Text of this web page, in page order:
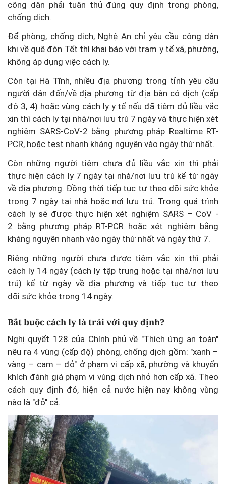
công dân phải tuân thủ đúng quy định trong phòng,
chống dịch.
Để phòng, chống dịch, Nghệ An chỉ yêu cầu công dân
khi về quê đón Tết thì khai báo với trạm y tế xã, phường,
không áp dụng việc cách ly.
Còn tại Hà Tĩnh, nhiều địa phương trong tỉnh yêu cầu
người dân đến/về địa phương từ địa bàn có dịch (cấp
độ 3, 4) hoặc vùng cách ly y tế nếu đã tiêm đủ liều vắc
xin thì cách ly tại nhà/nơi lưu trú 7 ngày và thực hiện xét
nghiệm SARS-CoV-2 bằng phương pháp Realtime RT-
PCR, hoặc test nhanh kháng nguyên vào ngày thứ nhất.
Còn những người tiêm chưa đủ liều vắc xin thì phải
thực hiện cách ly 7 ngày tại nhà/nơi lưu trú kể từ ngày
về địa phương. Đồng thời tiếp tục tự theo dõi sức khỏe
trong 7 ngày tại nhà hoặc nơi lưu trú. Trong quá trình
cách ly sẽ được thực hiện xét nghiệm SARS – CoV -
2 bằng phương pháp RT-PCR hoặc xét nghiệm bằng
kháng nguyên nhanh vào ngày thứ nhất và ngày thứ 7.
Riêng những người chưa được tiêm vắc xin thì phải
cách ly 14 ngày (cách ly tập trung hoặc tại nhà/nơi lưu
trú) kể từ ngày về địa phương và tiếp tục tự theo
dõi sức khỏe trong 14 ngày.
Bắt buộc cách ly là trái với quy định?
Nghị quyết 128 của Chính phủ về "Thích ứng an toàn"
nêu ra 4 vùng (cấp độ) phòng, chống dịch gồm: "xanh –
vàng – cam – đỏ" ở phạm vi cấp xã, phường và khuyến
khích đánh giá phạm vi vùng dịch nhỏ hơn cấp xã. Theo
cách quy định đó, hiện cả nước hiện nay không vùng
nào là "đỏ" cả.